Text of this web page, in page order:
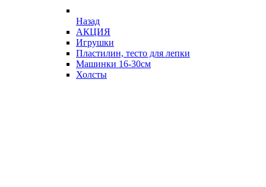
Назад
АКЦИЯ
Игрушки
Пластилин, тесто для лепки
Машинки 16-30см
Холсты